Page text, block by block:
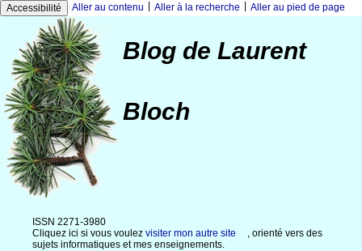
Accessibilité Aller au contenu Aller à la recherche Aller au pied de page
Blog de Laurent
Bloch
ISSN 2271-3980
Cliquez ici si vous voulez visiter mon autre site
, orienté vers des
sujets informatiques et mes enseignements.